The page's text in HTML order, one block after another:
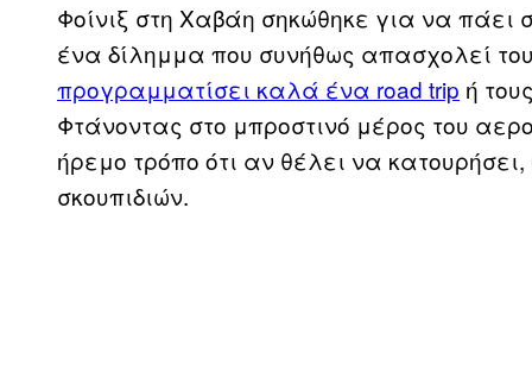
Φοίνιξ στη Χαβάη σηκώθηκε για να πάει
ένα δίλημμα που συνήθως απασχολεί
προγραμματίσει καλά ένα road trip ή τους
Φτάνοντας στο μπροστινό μέρος του
ήρεμο τρόπο ότι αν θέλει να
σκουπιδιών.